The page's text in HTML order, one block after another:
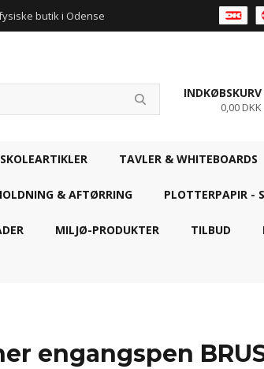
butik i Odense
INDKØBSKURV
0,00 DKK
SKOLEARTIKLER TAVLER & WHITEBOARDS
& AFTØRRING PLOTTERPAPIR -
MILJØ-PRODUKTER TILBUD
engangspen